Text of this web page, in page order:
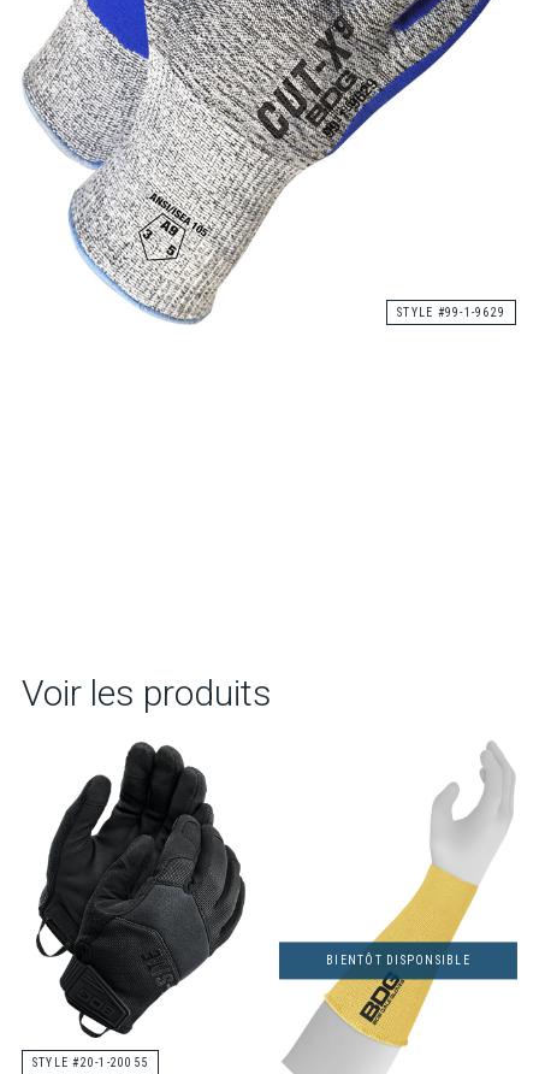
STYLE #99-1-9629
Voir les produits
STYLE #20-1-20055
BIENTÔT DISPONSIBLE